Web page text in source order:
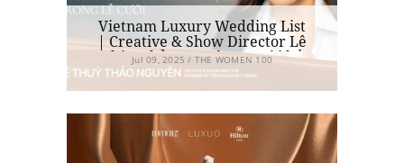
Vietnam Luxury Wedding List
| Creative & Show Director Lê
Thùy Thảo Nguyên: Người kể
lại những điều bình thường và
chân thật trong lễ cưới
Jul 09, 2025 / THE WOMEN 100